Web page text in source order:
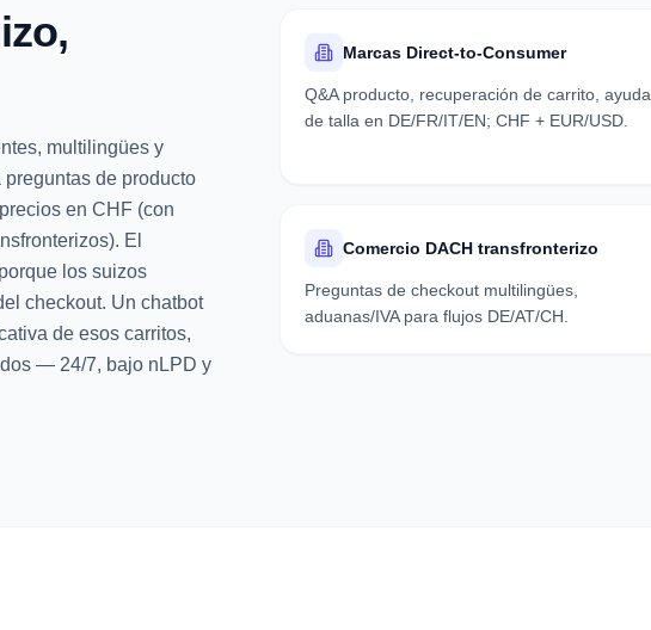
multilingües y
de producto
en CHF (con
El
los suizos
checkout. Un chatbot
de esos carritos,
— 24/7, bajo nLPD y
Marcas Direct-to-Consumer
Q&A producto, recuperación de carrito, ayuda
de talla en DE/FR/IT/EN; CHF + EUR/USD.
Comercio DACH transfronterizo
Preguntas de checkout multilingües,
aduanas/IVA para flujos DE/AT/CH.